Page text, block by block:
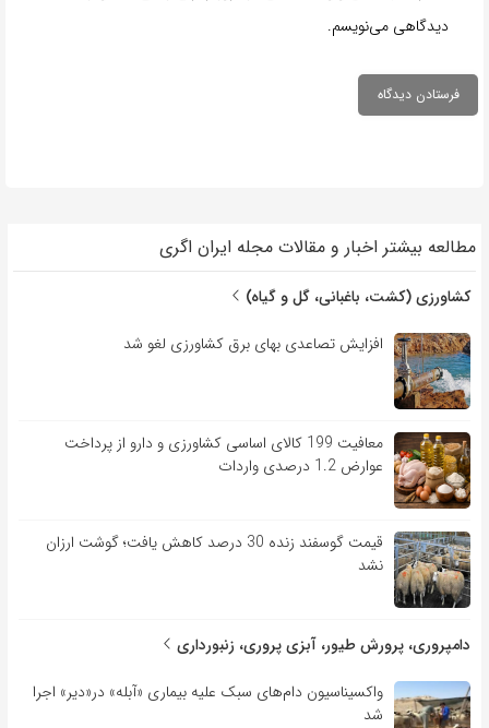
دیدگاهی می‌نویسم.
مطالعه بیشتر اخبار و مقالات مجله ایران اگری
کشاورزی (کشت، باغبانی، گل و گیاه)
افزایش تصاعدی بهای برق کشاورزی لغو شد
معافیت 199 کالای اساسی کشاورزی و دارو از پرداخت
عوارض 1.2 درصدی واردات
قیمت گوسفند زنده 30 درصد کاهش یافت؛ گوشت ارزان
نشد
دامپروری، پرورش طیور، آبزی پروری، زنبورداری
واکسیناسیون دام‌های سبک علیه بیماری «آبله» در«دیر» اجرا
شد